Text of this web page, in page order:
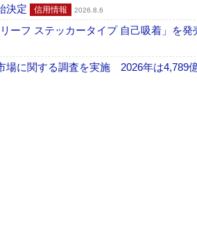
決定 信用情報 2026.8.6
ーフ ステッカータイプ 自己吸着」を
に関する調査を実施 2026年は4,789